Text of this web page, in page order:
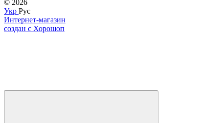
© 2026
Укр Рус
Интернет-магазин
создан с Хорошоп